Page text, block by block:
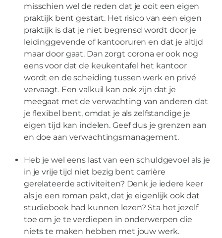
misschien wel de reden dat je ooit een eigen
praktijk bent gestart. Het risico van een eigen
praktijk is dat je niet begrensd wordt door je
leidinggevende of kantooruren en dat je altijd
maar door gaat. Dan zorgt corona er ook nog
eens voor dat de keukentafel het kantoor
wordt en de scheiding tussen werk en privé
vervaagt. Een valkuil kan ook zijn dat je
meegaat met de verwachting van anderen dat
je flexibel bent, omdat je als zelfstandige je
eigen tijd kan indelen. Geef dus je grenzen aan
en doe aan verwachtingsmanagement.
Heb je wel eens last van een schuldgevoel als je
in je vrije tijd niet bezig bent carrière
gerelateerde activiteiten? Denk je iedere keer
als je een roman pakt, dat je eigenlijk ook dat
studieboek had kunnen lezen? Sta het jezelf
toe om je te verdiepen in onderwerpen die
niets te maken hebben met jouw werk.